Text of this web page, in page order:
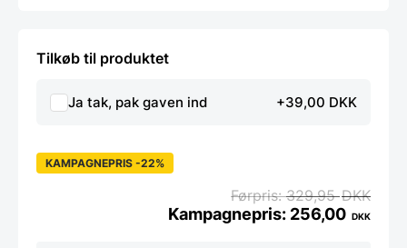
Tilkøb til produktet
Ja tak, pak gaven ind +39,00 DKK
KAMPAGNEPRIS -22%
329,95DKK
256,00 DKK